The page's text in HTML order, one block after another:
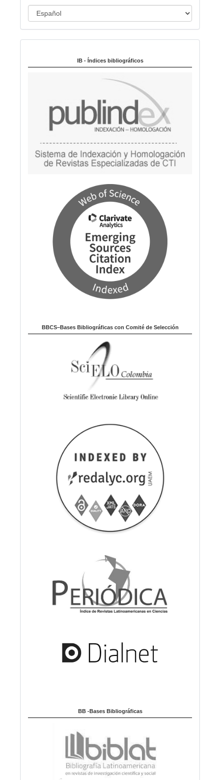
o
d
m
IB - Índices bibliográficos
BBCS–Bases Bibliográficas con Comité de Selección
BB -Bases Bibliográficas